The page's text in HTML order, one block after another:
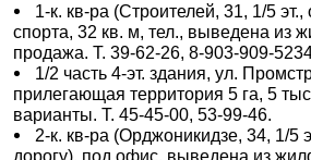
1-к. кв-ра (Строителей, 31, 1/5
спорта, 32 кв. м, тел., выведена из
продажа. Т. 39-62-26, 8-903-909-
1/2 часть 4-эт. здания, ул.
прилегающая территория 5 га, 5
варианты. Т. 45-45-00, 53-99-46.
2-к. кв-ра (Орджоникидзе, 34, 1/5
дорогу), под офис, выведена из